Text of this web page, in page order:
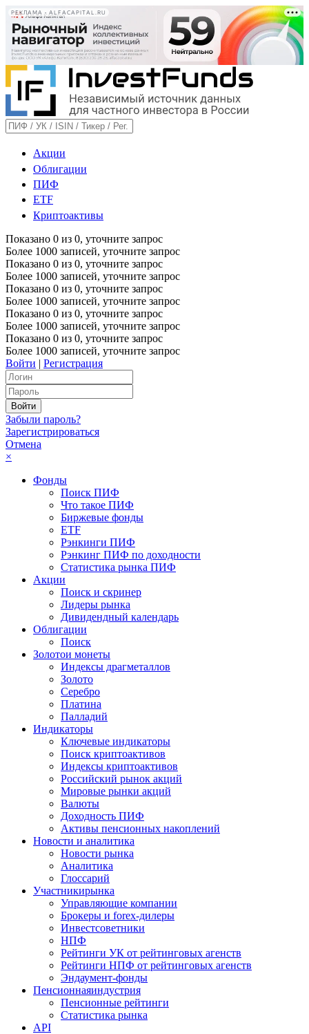
РЕКЛАМА • ALFACAPITAL.RU
Акции
Облигации
ПИФ
ETF
Криптоактивы
Показано 0 из 0, уточните запрос
Более 1000 записей, уточните запрос
Показано 0 из 0, уточните запрос
Более 1000 записей, уточните запрос
Показано 0 из 0, уточните запрос
Более 1000 записей, уточните запрос
Показано 0 из 0, уточните запрос
Более 1000 записей, уточните запрос
Показано 0 из 0, уточните запрос
Более 1000 записей, уточните запрос
Войти | Регистрация
Забыли пароль?
Зарегистрироваться
Отмена
×
Фонды
Поиск ПИФ
Что такое ПИФ
Биржевые фонды
ETF
Рэнкинги ПИФ
Рэнкинг ПИФ по доходности
Статистика рынка ПИФ
Акции
Поиск и скринер
Лидеры рынка
Дивидендный календарь
Облигации
Поиск
Золотои монеты
Индексы драгметаллов
Золото
Серебро
Платина
Палладий
Индикаторы
Ключевые индикаторы
Поиск криптоактивов
Индексы криптоактивов
Российский рынок акций
Мировые рынки акций
Валюты
Доходность ПИФ
Активы пенсионных накоплений
Новости и аналитика
Новости рынка
Аналитика
Глоссарий
Участникирынка
Управляющие компании
Брокеры и forex-дилеры
Инвестсоветники
НПФ
Рейтинги УК от рейтинговых агенств
Рейтинги НПФ от рейтинговых агенств
Эндаумент-фонды
Пенсионнаяиндустрия
Пенсионные рейтинги
Статистика рынка
API